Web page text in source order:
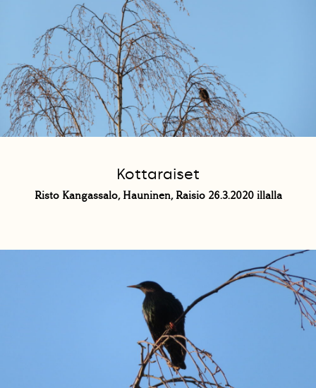
Kottaraiset
Risto Kangassalo, Hauninen, Raisio 26.3.2020 illalla